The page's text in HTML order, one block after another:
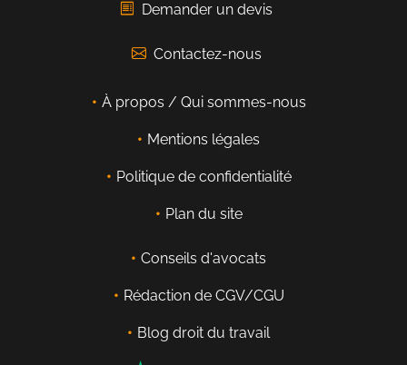
Demander un devis
Contactez-nous
À propos / Qui sommes-nous
Mentions légales
Politique de confidentialité
Plan du site
Conseils d'avocats
Rédaction de CGV/CGU
Blog droit du travail